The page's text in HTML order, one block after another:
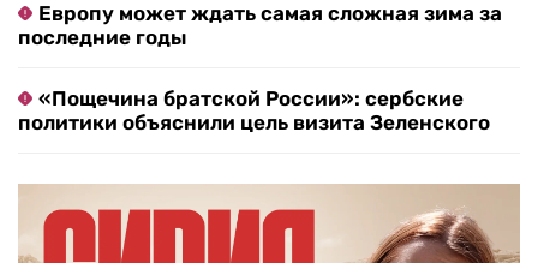
Европу может ждать самая сложная зима за
последние годы
«Пощечина братской России»: сербские
политики объяснили цель визита Зеленского